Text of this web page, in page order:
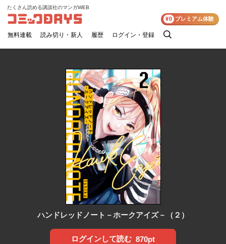
コミックDAYS
たくさん読める講談社のマンガWEB
無料連載 読み切り・新人 履歴 ログイン・登録
検
¥0 プレミアム体験
ハンドレッドノート－ホークアイズ－（２）
ログインして読む 870pt